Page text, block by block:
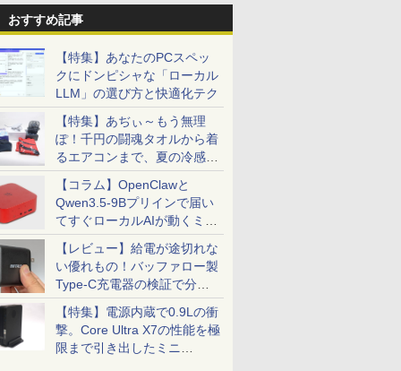
おすすめ記事
【特集】あなたのPCスペッ
クにドンピシャな「ローカル
LLM」の選び方と快適化テク
【特集】あぢぃ～もう無理
ぽ！千円の闘魂タオルから着
るエアコンまで、夏の冷感グ
ッズ一挙紹介
【コラム】OpenClawと
Qwen3.5-9Bプリインで届い
てすぐローカルAIが動くミニ
PC「SER9 Pro」
【レビュー】給電が途切れな
い優れもの！バッファロー製
Type-C充電器の検証で分か
ったこと
【特集】電源内蔵で0.9Lの衝
撃。Core Ultra X7の性能を極
限まで引き出したミニ